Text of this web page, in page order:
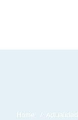
Home Actualidad